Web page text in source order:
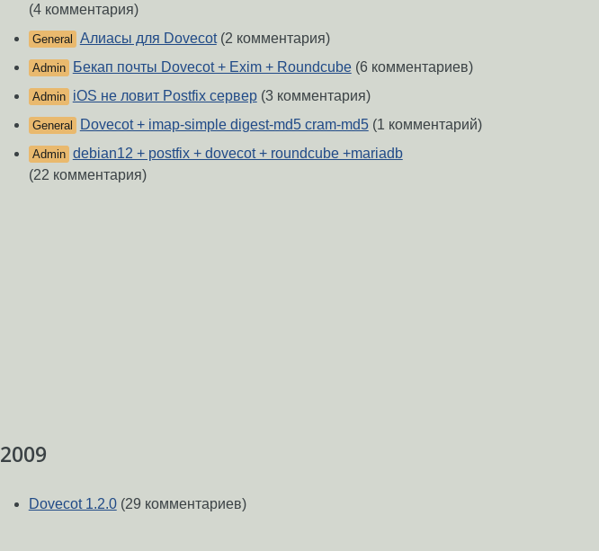
(4 комментария)
General Алиасы для Dovecot(2 комментария)
Admin Бекап почты Dovecot + Exim + Roundcube(6 комментариев)
Admin iOS не ловит Postfix сервер(3 комментария)
General Dovecot + imap-simple digest-md5 cram-md5(1 комментарий)
Admin debian12 + postfix + dovecot + roundcube +mariadb
(22 комментария)
2009
Dovecot 1.2.0(29 комментариев)